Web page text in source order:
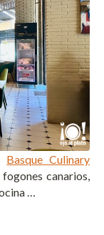
Basque Culinary
canarios,
…